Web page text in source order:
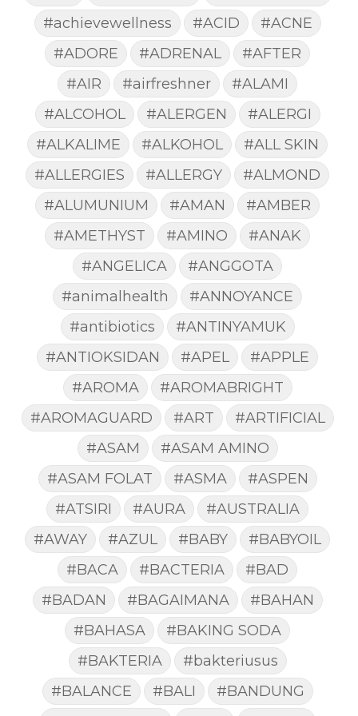
#achievewellness
#ACID
#ACNE
#ADORE
#ADRENAL
#AFTER
#AIR
#airfreshner
#ALAMI
#ALCOHOL
#ALERGEN
#ALERGI
#ALKALIME
#ALKOHOL
#ALL SKIN
#ALLERGIES
#ALLERGY
#ALMOND
#ALUMUNIUM
#AMAN
#AMBER
#AMETHYST
#AMINO
#ANAK
#ANGELICA
#ANGGOTA
#animalhealth
#ANNOYANCE
#antibiotics
#ANTINYAMUK
#ANTIOKSIDAN
#APEL
#APPLE
#AROMA
#AROMABRIGHT
#AROMAGUARD
#ART
#ARTIFICIAL
#ASAM
#ASAM AMINO
#ASAM FOLAT
#ASMA
#ASPEN
#ATSIRI
#AURA
#AUSTRALIA
#AWAY
#AZUL #BABY
#BABYOIL
#BACA
#BACTERIA
#BAD
#BADAN
#BAGAIMANA
#BAHAN
#BAHASA
#BAKING SODA
#BAKTERIA
#bakteriusus
#BALANCE
#BALI
#BANDUNG